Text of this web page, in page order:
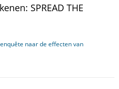
SPREAD THE
naar de effecten van